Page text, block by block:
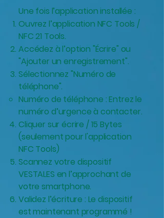
Une fois l’application installée :
Ouvrez l’application NFC Tools /
NFC 21 Tools.
Accédez à l’option "Écrire" ou
"Ajouter un enregistrement".
Sélectionnez "Numéro de
téléphone".
Numéro de téléphone : Entrez le
numéro d’urgence à contacter.
Cliquer sur écrire / 15 Bytes
(seulement pour l'application
NFC Tools)
Scannez votre dispositif
VESTALES en l’approchant de
votre smartphone.
Validez l’écriture : Le dispositif
est maintenant programmé !